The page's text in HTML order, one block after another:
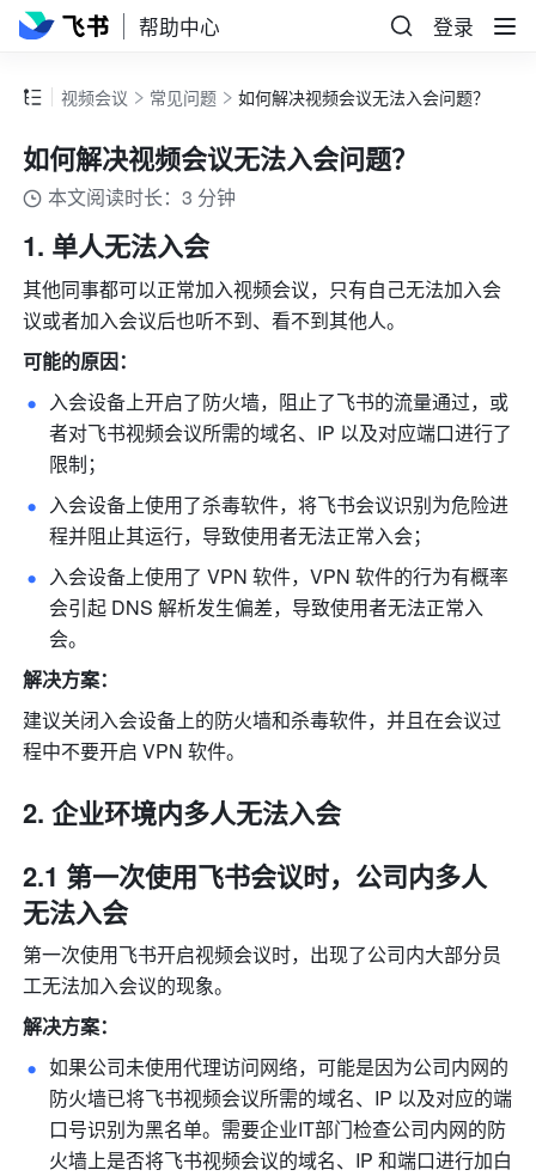
帮助中心 登录
视频会议 常见问题 如何解决视频会议无法入会问题？
如何解决视频会议无法入会问题？
本文阅读时长：3 分钟
单人无法入会
其他同事都可以正常加入视频会议，只有自己无法加入会
议或者加入会议后也听不到、看不到其他人。
可能的原因：
入会设备上开启了防火墙，阻止了飞书的流量通过，或
者对飞书视频会议所需的域名、IP 以及对应端口进行了
限制；
入会设备上使用了杀毒软件，将飞书会议识别为危险进
程并阻止其运行，导致使用者无法正常入会；
入会设备上使用了 VPN 软件，VPN 软件的行为有概率
会引起 DNS 解析发生偏差，导致使用者无法正常入
会。
解决方案：
建议关闭入会设备上的防火墙和杀毒软件，并且在会议过
程中不要开启 VPN 软件。
企业环境内多人无法入会
2.1 第一次使用飞书会议时，公司内多人
无法入会
第一次使用飞书开启视频会议时，出现了公司内大部分员
工无法加入会议的现象。
解决方案：
如果公司未使用代理访问网络，可能是因为公司内网的
防火墙已将飞书视频会议所需的域名、IP 以及对应的端
口号识别为黑名单。需要企业IT部门检查公司内网的防
火墙上是否将飞书视频会议的域名、IP 和端口进行加白